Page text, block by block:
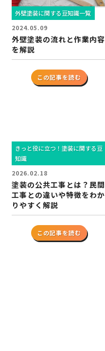
外壁塗装に関する豆知識一覧
2024.05.09
外壁塗装の流れと作業内容
を解説
この記事を読む
きっと役に立つ！塗装に関する豆
知識
2026.02.18
塗装の公共工事とは？民間
工事との違いや特徴をわか
りやすく解説
この記事を読む